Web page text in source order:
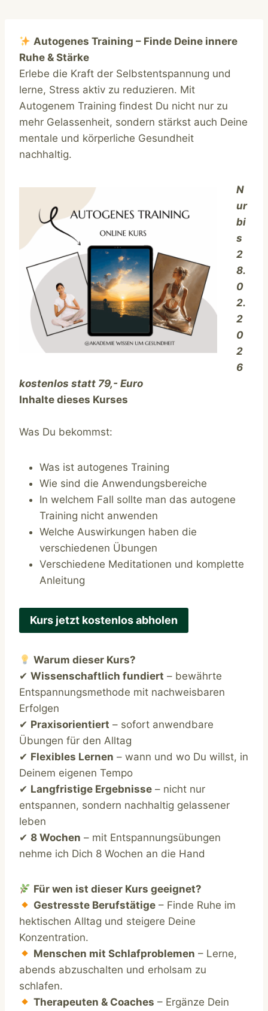
springenAutogenes Training – Finde Deine innere
Ruhe & Stärke
Erlebe die Kraft der Selbstentspannung und
lerne, Stress aktiv zu reduzieren. Mit
Autogenem Training findest Du nicht nur zu
mehr Gelassenheit, sondern stärkst auch Deine
mentale und körperliche Gesundheit
nachhaltig.
N
ur
bi
s
2
8.
0
2.
2
0
2
6
kostenlos statt 79,- Euro
Inhalte dieses Kurses
Was Du bekommst:
Was ist autogenes Training
Wie sind die Anwendungsbereiche
In welchem Fall sollte man das autogene
Training nicht anwenden
Welche Auswirkungen haben die
verschiedenen Übungen
Verschiedene Meditationen und komplette
Anleitung
Kurs jetzt kostenlos abholen
Warum dieser Kurs?
✔ Wissenschaftlich fundiert – bewährte
Entspannungsmethode mit nachweisbaren
Erfolgen
✔ Praxisorientiert – sofort anwendbare
Übungen für den Alltag
✔ Flexibles Lernen – wann und wo Du willst, in
Deinem eigenen Tempo
✔ Langfristige Ergebnisse – nicht nur
entspannen, sondern nachhaltig gelassener
leben
✔ 8 Wochen – mit Entspannungsübungen
nehme ich Dich 8 Wochen an die Hand
Für wen ist dieser Kurs geeignet?
Gestresste Berufstätige – Finde Ruhe im
hektischen Alltag und steigere Deine
Konzentration.
Menschen mit Schlafproblemen – Lerne,
abends abzuschalten und erholsam zu
schlafen.
Therapeuten & Coaches – Ergänze Dein